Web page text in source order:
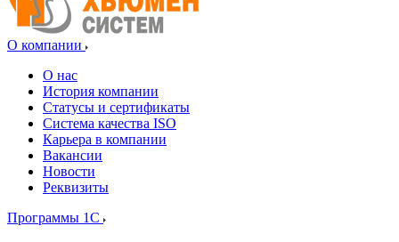
О компании
О нас
История компании
Статусы и сертификаты
Система качества ISO
Карьера в компании
Вакансии
Новости
Реквизиты
Программы 1С